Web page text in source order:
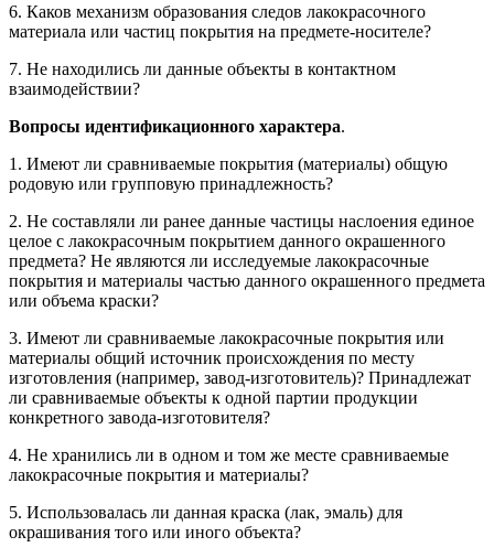
6. Каков механизм образования следов лакокрасочного
материала или частиц покрытия на предмете-носителе?
7. Не находились ли данные объекты в контактном
взаимодействии?
Вопросы идентификационного характера.
1. Имеют ли сравниваемые покрытия (материалы) общую
родовую или групповую принадлежность?
2. Не составляли ли ранее данные частицы наслоения единое
целое с лакокрасочным покрытием данного окрашенного
предмета? Не являются ли исследуемые лакокрасочные
покрытия и материалы частью данного окрашенного предмета
или объема краски?
3. Имеют ли сравниваемые лакокрасочные покрытия или
материалы общий источник происхождения по месту
изготовления (например, завод-изготовитель)? Принадлежат
ли сравниваемые объекты к одной партии продукции
конкретного завода-изготовителя?
4. Не хранились ли в одном и том же месте сравниваемые
лакокрасочные покрытия и материалы?
5. Использовалась ли данная краска (лак, эмаль) для
окрашивания того или иного объекта?